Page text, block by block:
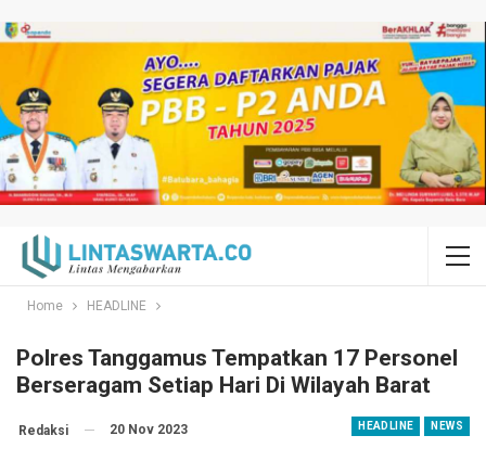
Home HEADLINE
Polres Tanggamus Tempatkan 17 Personel
Berseragam Setiap Hari Di Wilayah Barat
HEADLINE NEWS
Redaksi 20 Nov 2023